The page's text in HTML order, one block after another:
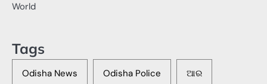
World
Tags
Odisha News Odisha Police ଆର